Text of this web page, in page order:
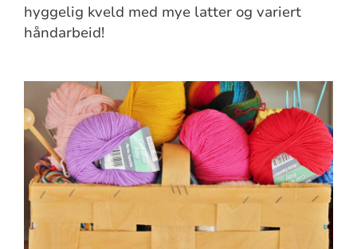
hyggelig kveld med mye latter og variert
håndarbeid!